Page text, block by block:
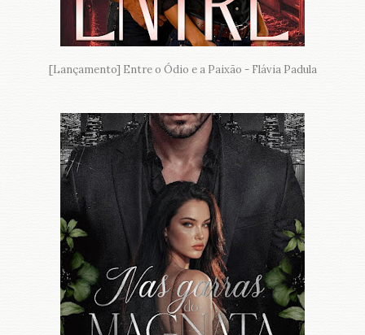
[Lançamento] Entre o Ódio e a Paixão - Flávia Padula